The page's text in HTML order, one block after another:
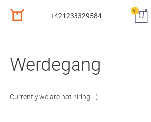
+421233329584
0
Werdegang
Currently we are not hiring :-(